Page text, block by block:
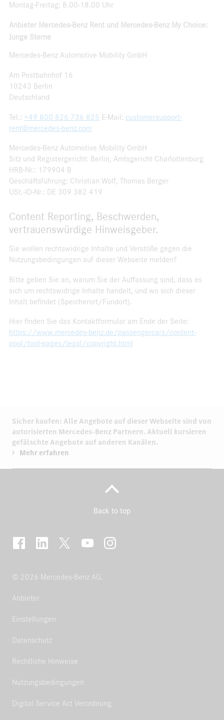
Montag-Freitag: 8.00-18.00 Uhr
Anbieter Mercedes-Benz Rent und Mercedes-Benz My Choice:
Junge Sterne
Mercedes-Benz Automotive Mobility GmbH
Am Postbahnhof 16
10243 Berlin
Deutschland
Tel.: +49 800 826 736 825 E-Mail: customersupport-
rent@mercedes-benz.com
Mercedes-Benz Automotive Mobility GmbH
Sitz und Registergericht: Berlin, Amtsgericht Charlottenburg
HRB-Nr.: 179904 B
Geschäftsführung: Christian Wolf, Thomas Berger
USt.-ID-Nr.: DE 309 382 419
Content Reporting, Beschwerden,
vertrauenswürdige Hinweisgeber.
Sie wollen rechtswidrige Inhalte und Verstöße gegen die
Nutzungsbedingungen auf dieser Webseite melden?
Bitte geben Sie an, warum Sie der Auffassung sind, dass es
sich um rechtswidrige Inhalte handelt, und wo sich dieser
Inhalt befindet (Speicherort/Fundort).
Hier finden Sie das Kontaktformular am Ende der Seite:
https://www.mercedes-benz.de/passengercars/content-
pool/tool-pages/legal/copyright.html
Sicher kaufen: Alle Angebote auf dieser Webseite sind von
autorisierten Mercedes-Benz Partnern. Aktuell kursieren
gefälschte Angebote auf anderen Kanälen.
Mehr erfahren
Back to top
© 2026 Mercedes-Benz AG.
Anbieter
Einstellungen
Datenschutz
Rechtliche Hinweise
Nutzungsbedingungen
Digital Service Act Verordnung